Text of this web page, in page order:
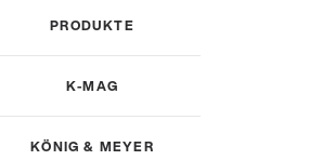
PRODUKTE
K-MAG
KÖNIG & MEYER